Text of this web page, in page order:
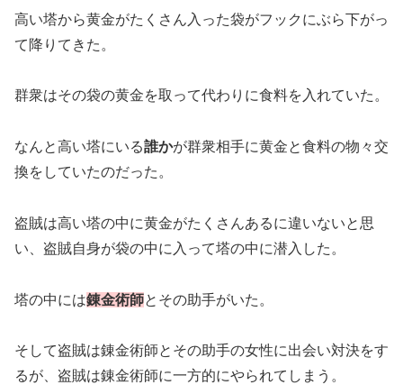
高い塔から黄金がたくさん入った袋がフックにぶら下がっ
て降りてきた。
群衆はその袋の黄金を取って代わりに食料を入れていた。
なんと高い塔にいる誰かが群衆相手に黄金と食料の物々交
換をしていたのだった。
盗賊は高い塔の中に黄金がたくさんあるに違いないと思
い、盗賊自身が袋の中に入って塔の中に潜入した。
塔の中には錬金術師とその助手がいた。
そして盗賊は錬金術師とその助手の女性に出会い対決をす
るが、盗賊は錬金術師に一方的にやられてしまう。